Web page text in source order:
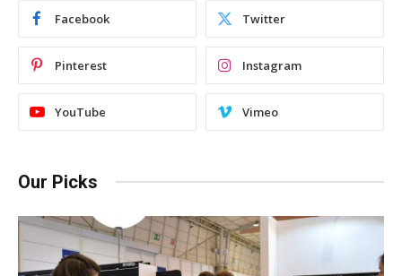
Facebook Twitter
Pinterest Instagram
YouTube Vimeo
Our Picks